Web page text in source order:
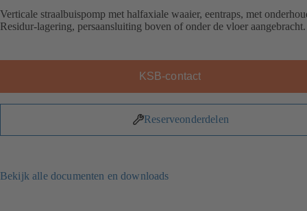
Verticale straalbuispomp met halfaxiale waaier, eentraps, met
Residur-lagering, persaansluiting boven of onder de vloer aangebracht.
KSB-contact
Reserveonderdelen
Bekijk alle documenten en downloads